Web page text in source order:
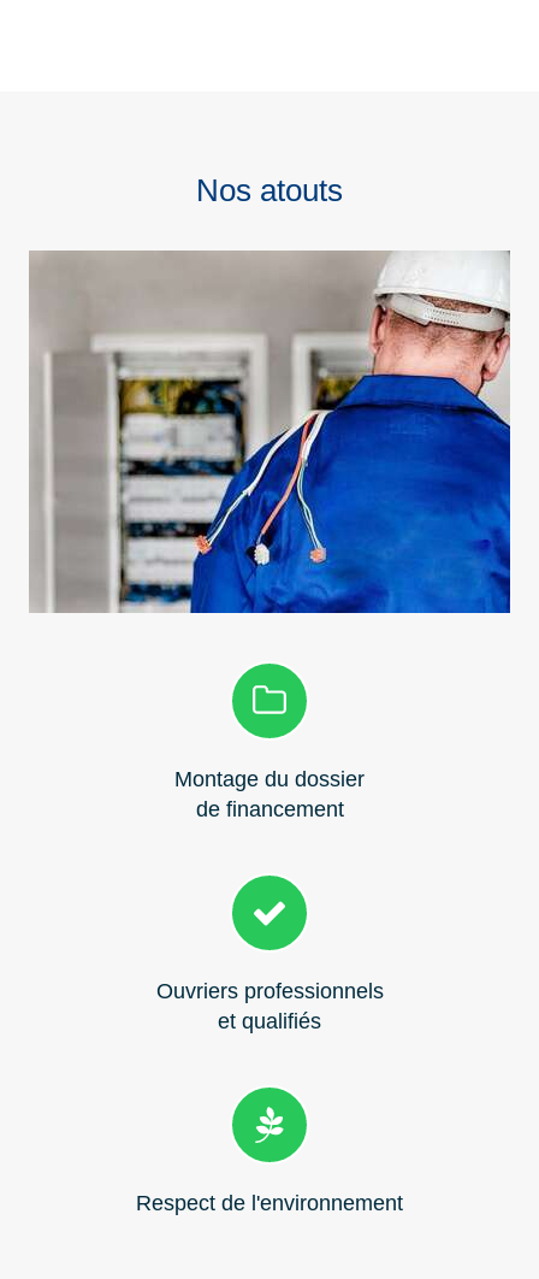
Nos atouts
Montage du dossier
de financement
Ouvriers professionnels
et qualifiés
Respect de l'environnement